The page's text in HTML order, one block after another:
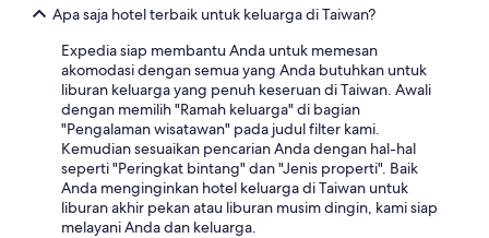
Apa saja hotel terbaik untuk keluarga di Taiwan?
Expedia siap membantu Anda untuk memesan
akomodasi dengan semua yang Anda butuhkan untuk
liburan keluarga yang penuh keseruan di Taiwan. Awali
dengan memilih "Ramah keluarga" di bagian
"Pengalaman wisatawan" pada judul filter kami.
Kemudian sesuaikan pencarian Anda dengan hal-hal
seperti "Peringkat bintang" dan "Jenis properti". Baik
Anda menginginkan hotel keluarga di Taiwan untuk
liburan akhir pekan atau liburan musim dingin, kami siap
melayani Anda dan keluarga.